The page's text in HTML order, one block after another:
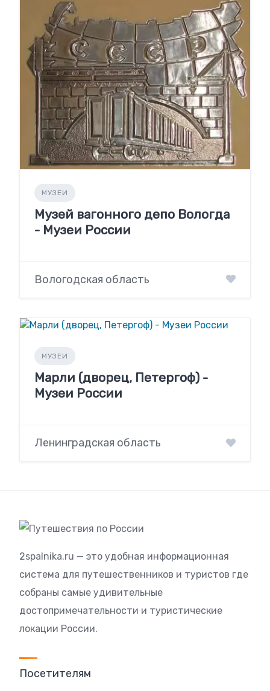
МУЗЕИ
Музей вагонного депо Вологда
- Музеи России
Вологодская область
МУЗЕИ
Марли (дворец, Петергоф) -
Музеи России
Ленинградская область
2spalnika.ru — это удобная информационная
система для путешественников и туристов где
собраны самые удивительные
достопримечательности и туристические
локации России.
Посетителям